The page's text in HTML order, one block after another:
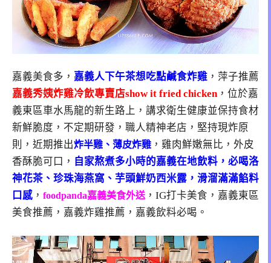
嘉義美食多， 嘉義人下午茶想吃點鹹食炸雞 ，萍子推薦
嘉義秀姨炸雞冷飲專賣店show it fried chicken，位於嘉
義東區車水馬龍的新生路上，講求衛生健康並保持食材
新鮮脆度，不定期研發，職人精神老店，堅持現炸原
則，近期推出炸半雞、薄皮炸雞 ，雞肉鮮嫩無比，外皮
香酥脆可口， 自家熬煮多小時的嘉義在地飲料，必喝洛
神花茶、珍珠海燕窩、芋頭鮮奶西米露，滑溜滿滿餡料
口感 ， foodpanda嘉義美食外送，IG打卡美食，嘉義東區
美食推薦，嘉義炸雞推薦，嘉義飲料必喝。